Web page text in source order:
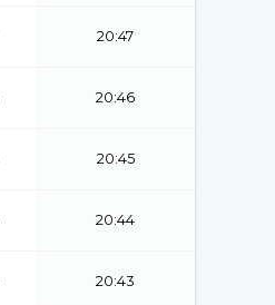
20:47
20:46
20:45
20:44
20:43